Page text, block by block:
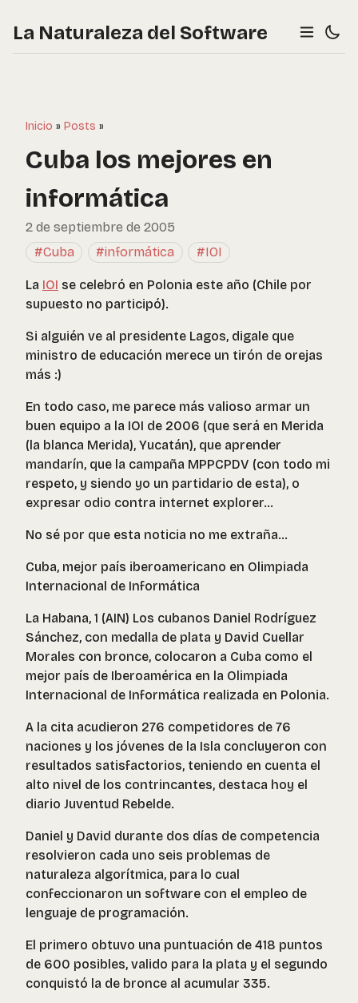
La Naturaleza del Software
Inicio » Posts »
Cuba los mejores en
informática
2 de septiembre de 2005
#Cuba
#informática #IOI
La IOI se celebró en Polonia este año (Chile por
supuesto no participó).
Si alguién ve al presidente Lagos, digale que
ministro de educación merece un tirón de orejas
más :)
En todo caso, me parece más valioso armar un
buen equipo a la IOI de 2006 (que será en Merida
(la blanca Merida), Yucatán), que aprender
mandarín, que la campaña MPPCPDV (con todo mi
respeto, y siendo yo un partidario de esta), o
expresar odio contra internet explorer...
No sé por que esta noticia no me extraña...
Cuba, mejor país iberoamericano en Olimpiada
Internacional de Informática
La Habana, 1 (AIN) Los cubanos Daniel Rodríguez
Sánchez, con medalla de plata y David Cuellar
Morales con bronce, colocaron a Cuba como el
mejor país de Iberoamérica en la Olimpiada
Internacional de Informática realizada en Polonia.
A la cita acudieron 276 competidores de 76
naciones y los jóvenes de la Isla concluyeron con
resultados satisfactorios, teniendo en cuenta el
alto nivel de los contrincantes, destaca hoy el
diario Juventud Rebelde.
Daniel y David durante dos días de competencia
resolvieron cada uno seis problemas de
naturaleza algorítmica, para lo cual
confeccionaron un software con el empleo de
lenguaje de programación.
El primero obtuvo una puntuación de 418 puntos
de 600 posibles, valido para la plata y el segundo
conquistó la de bronce al acumular 335.